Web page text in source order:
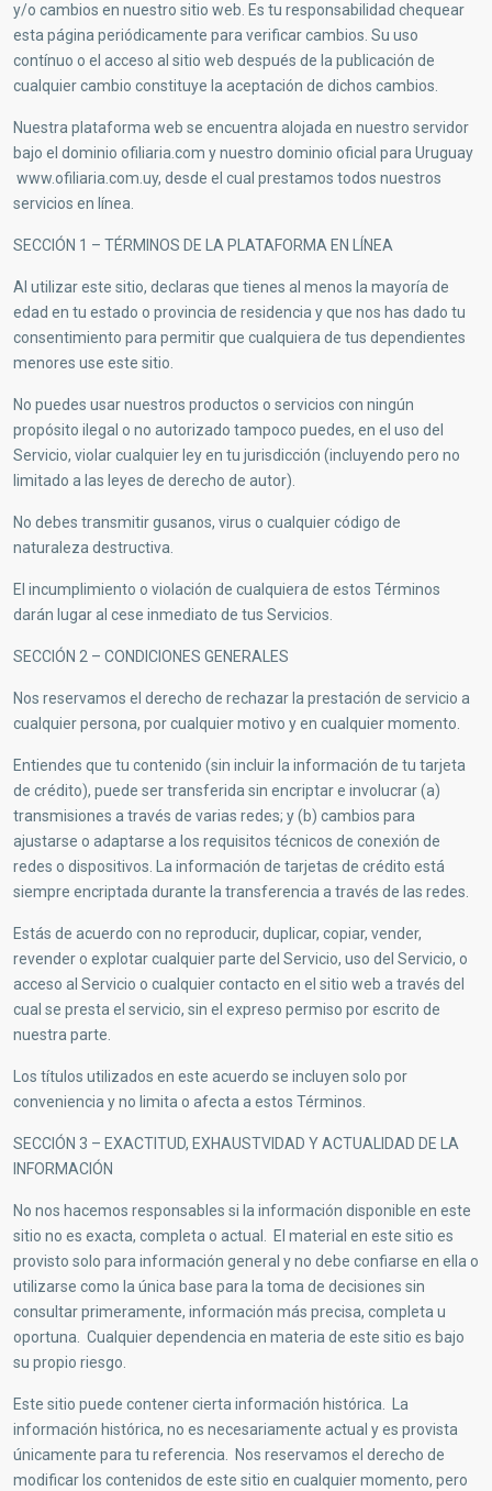
y/o cambios en nuestro sitio web. Es tu responsabilidad chequear
esta página periódicamente para verificar cambios. Su uso
contínuo o el acceso al sitio web después de la publicación de
cualquier cambio constituye la aceptación de dichos cambios.
Nuestra plataforma web se encuentra alojada en nuestro servidor
bajo el dominio ofiliaria.com y nuestro dominio oficial para Uruguay
www.ofiliaria.com.uy, desde el cual prestamos todos nuestros
servicios en línea.
SECCIÓN 1 – TÉRMINOS DE LA PLATAFORMA EN LÍNEA
Al utilizar este sitio, declaras que tienes al menos la mayoría de
edad en tu estado o provincia de residencia y que nos has dado tu
consentimiento para permitir que cualquiera de tus dependientes
menores use este sitio.
No puedes usar nuestros productos o servicios con ningún
propósito ilegal o no autorizado tampoco puedes, en el uso del
Servicio, violar cualquier ley en tu jurisdicción (incluyendo pero no
limitado a las leyes de derecho de autor).
No debes transmitir gusanos, virus o cualquier código de
naturaleza destructiva.
El incumplimiento o violación de cualquiera de estos Términos
darán lugar al cese inmediato de tus Servicios.
SECCIÓN 2 – CONDICIONES GENERALES
Nos reservamos el derecho de rechazar la prestación de servicio a
cualquier persona, por cualquier motivo y en cualquier momento.
Entiendes que tu contenido (sin incluir la información de tu tarjeta
de crédito), puede ser transferida sin encriptar e involucrar (a)
transmisiones a través de varias redes; y (b) cambios para
ajustarse o adaptarse a los requisitos técnicos de conexión de
redes o dispositivos. La información de tarjetas de crédito está
siempre encriptada durante la transferencia a través de las redes.
Estás de acuerdo con no reproducir, duplicar, copiar, vender,
revender o explotar cualquier parte del Servicio, uso del Servicio, o
acceso al Servicio o cualquier contacto en el sitio web a través del
cual se presta el servicio, sin el expreso permiso por escrito de
nuestra parte.
Los títulos utilizados en este acuerdo se incluyen solo por
conveniencia y no limita o afecta a estos Términos.
SECCIÓN 3 – EXACTITUD, EXHAUSTVIDAD Y ACTUALIDAD DE LA
INFORMACIÓN
No nos hacemos responsables si la información disponible en este
sitio no es exacta, completa o actual. El material en este sitio es
provisto solo para información general y no debe confiarse en ella o
utilizarse como la única base para la toma de decisiones sin
consultar primeramente, información más precisa, completa u
oportuna. Cualquier dependencia en materia de este sitio es bajo
su propio riesgo.
Este sitio puede contener cierta información histórica. La
información histórica, no es necesariamente actual y es provista
únicamente para tu referencia. Nos reservamos el derecho de
modificar los contenidos de este sitio en cualquier momento, pero